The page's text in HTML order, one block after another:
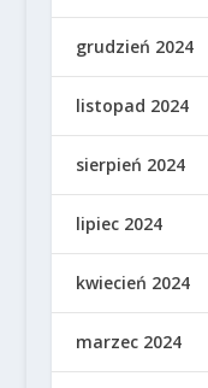
grudzień 2024
listopad 2024
sierpień 2024
lipiec 2024
kwiecień 2024
marzec 2024